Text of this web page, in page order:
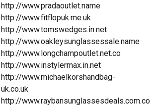
http://www.pradaoutlet.name
http://www.fitflopuk.me.uk
http://www.tomswedges.in.net
http://www.oakleysunglassessale.name
http://www.longchampoutlet.net.co
http://www.instylermax.in.net
http://www.michaelkorshandbag-
uk.co.uk
http://www.raybansunglassesdeals.com.co